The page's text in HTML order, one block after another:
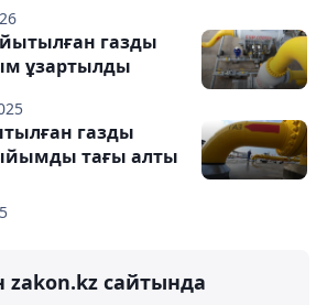
газды
ұзартылды
газды
тағы алты
сайтында